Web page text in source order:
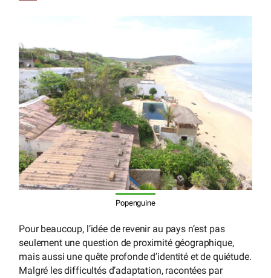
Popenguine
Pour beaucoup, l’idée de revenir au pays n’est pas
seulement une question de proximité géographique,
mais aussi une quête profonde d’identité et de quiétude.
Malgré les difficultés d’adaptation, racontées par